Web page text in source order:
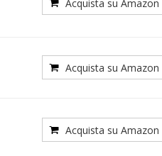
Acquista su Amazon
Acquista su Amazon
Acquista su Amazon